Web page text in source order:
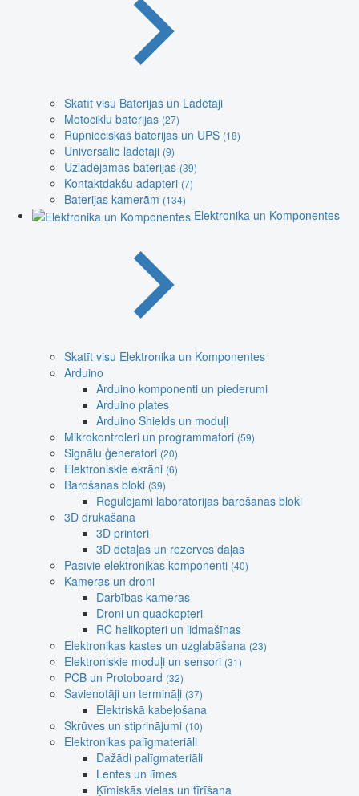
Skatīt visu Baterijas un Lādētāji
Motociklu baterijas (27)
Rūpnieciskās baterijas un UPS (18)
Universālie lādētāji (9)
Uzlādējamas baterijas (39)
Kontaktdakšu adapteri (7)
Baterijas kamerām (134)
Elektronika un Komponentes
Skatīt visu Elektronika un Komponentes
Arduino
Arduino komponenti un piederumi
Arduino plates
Arduino Shields un moduļi
Mikrokontroleri un programmatori (59)
Signālu ģeneratori (20)
Elektroniskie ekrāni (6)
Barošanas bloki (39)
Regulējami laboratorijas barošanas bloki
3D drukāšana
3D printeri
3D detaļas un rezerves daļas
Pasīvie elektronikas komponenti (40)
Kameras un droni
Darbības kameras
Droni un quadkopteri
RC helikopteri un lidmašīnas
Elektronikas kastes un uzglabāšana (23)
Elektroniskie moduļi un sensori (31)
PCB un Protoboard (32)
Savienotāji un termināļi (37)
Elektriskā kabeļošana
Skrūves un stiprinājumi (10)
Elektronikas palīgmateriāli
Dažādi palīgmateriāli
Lentes un līmes
Ķīmiskās vielas un tīrīšana